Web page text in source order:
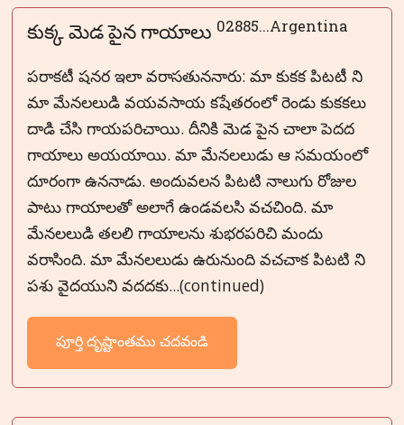
కుక్క మెడ పైన గాయాలు 02885...Argentina
పరాకటీ షనర ఇలా వరాసతుననారు: మా కుకక పిటటీ ని
మా మేనలలుడి వయవసాయ కషేతరంలో రెండు కుకకలు
దాడి చేసి గాయపరిచాయి. దీనికి మెడ పైన చాలా పెదద
గాయాలు అయయాయి. మా మేనలలుడు ఆ సమయంలో
దూరంగా ఉననాడు. అందువలన పిటటి నాలుగు రోజుల
పాటు గాయాలతో అలాగే ఉండవలసి వచచింది. మా
మేనలలుడి తలలి గాయాలను శుభరపరిచి మందు
వరాసింది. మా మేనలలుడు ఉరునుంది వచచాక పిటటి ని
పశు వైదయుని వదదకు...(continued)
పూర్తి దృష్టాంతము చదవండి